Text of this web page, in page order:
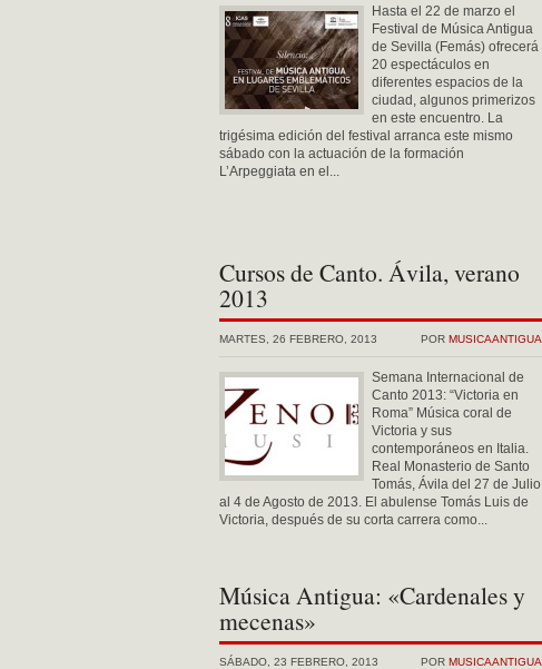
Hasta el 22 de marzo el
Festival de Música Antigua
de Sevilla (Femás) ofrecerá
20 espectáculos en
diferentes espacios de la
ciudad, algunos primerizos
en este encuentro. La
trigésima edición del festival arranca este mismo
sábado con la actuación de la formación
L’Arpeggiata en el...
Cursos de Canto. Ávila, verano
2013
POR MUSICAANTIGUA
MARTES, 26 FEBRERO, 2013
Semana Internacional de
Canto 2013: “Victoria en
Roma” Música coral de
Victoria y sus
contemporáneos en Italia.
Real Monasterio de Santo
Tomás, Ávila del 27 de Julio
al 4 de Agosto de 2013. El abulense Tomás Luis de
Victoria, después de su corta carrera como...
Música Antigua: «Cardenales y
mecenas»
POR MUSICAANTIGUA
SÁBADO, 23 FEBRERO, 2013